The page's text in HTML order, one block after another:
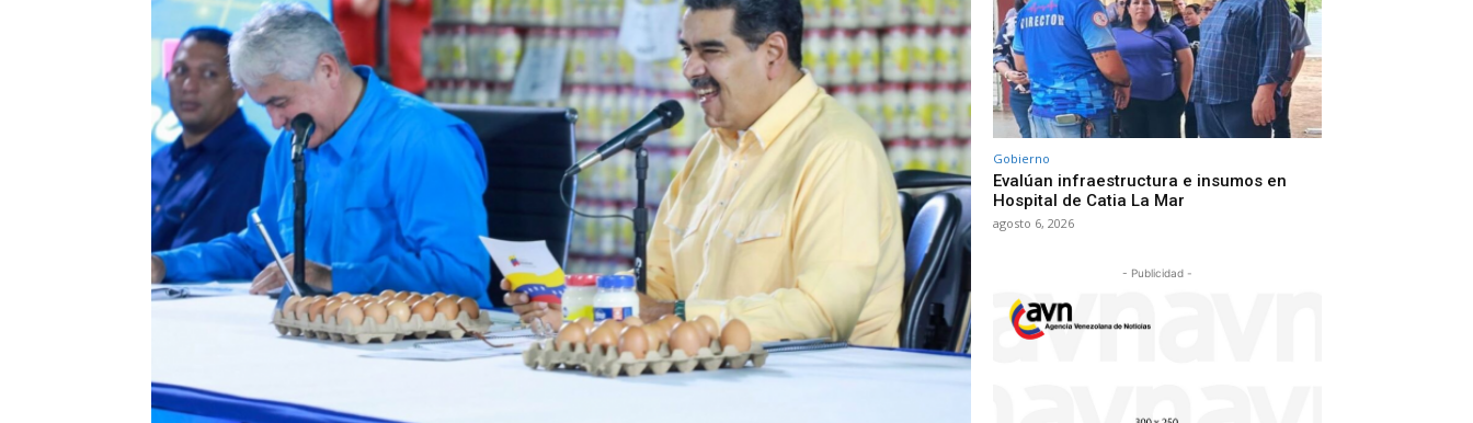
Gobierno
Evalúan infraestructura e insumos en
Hospital de Catia La Mar
agosto 6, 2026
- Publicidad -